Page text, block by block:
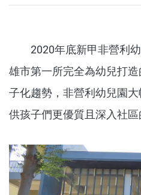
2020年底新甲非營利幼
雄市第一所完全為幼兒打
子化趨勢，非營利幼兒園
供孩子們更優質且深入社區